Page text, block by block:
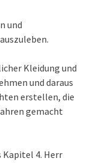
und
Kleidung und
und daraus
erstellen, die
gemacht
Kapitel 4. Herr